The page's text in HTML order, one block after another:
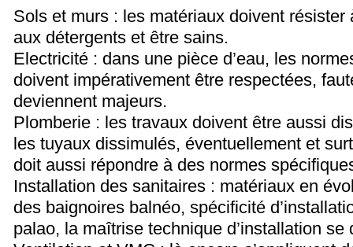
Sols et murs : les matériaux doivent résister
aux détergents et être sains.
Electricité : dans une pièce d’eau, les
doivent impérativement être respectées,
deviennent majeurs.
Plomberie : les travaux doivent être aussi
les tuyaux dissimulés, éventuellement et
doit aussi répondre à des normes
Installation des sanitaires : matériaux en
des baignoires balnéo, spécificité
palao, la maîtrise technique d’installation se